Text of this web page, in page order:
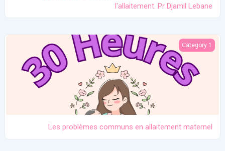
l'allaitement. Pr Djamil Lebane
Les problèmes communs en allaitement maternel
Category 1
Les problèmes communs en allaitement maternel